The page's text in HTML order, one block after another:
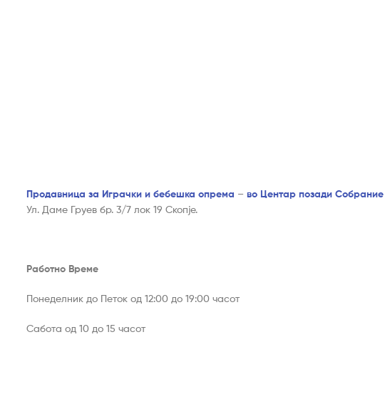
Продавница за Играчки и бебешка опрема – во Центар позади Собрание
Ул. Даме Груев бр. 3/7 лок 19 Скопје.
Работно Време
Понеделник до Петок од 12:00 до 19:00 часот
Сабота од 10 до 15 часот